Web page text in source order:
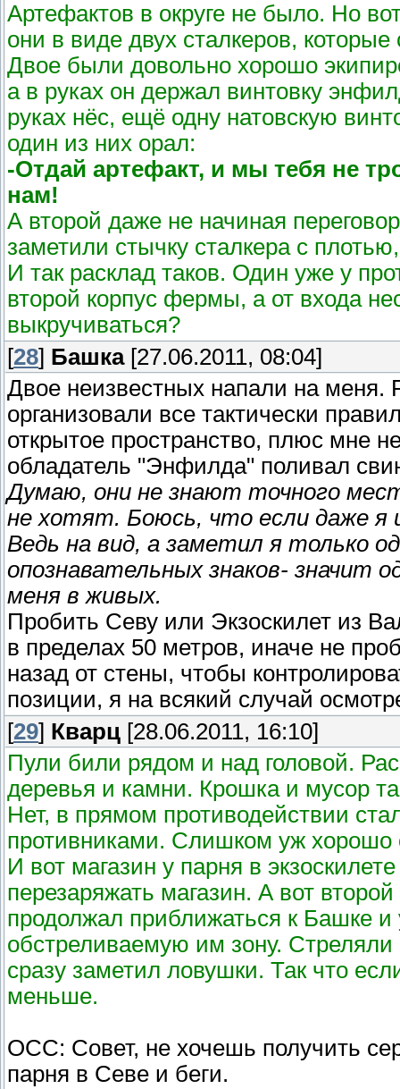
Артефактов в округе не было. Но
они в виде двух сталкеров,
Двое были довольно хорошо
а в руках он держал винтовку
руках нёс, ещё одну натовскую
один из них орал:
-Отдай артефакт, и мы тебя не
нам!
А второй даже не начиная
заметили стычку сталкера с
И так расклад таков. Один уже у
второй корпус фермы, а от входа
выкручиваться?
[28] Башка[27.06.2011, 08:04]
Двое неизвестных напали на
организовали все тактически
открытое пространство, плюс мне
обладатель "Энфилда" поливал
Думаю, они не знают точного
не хотят. Боюсь, что если даже я
Ведь на вид, а заметил я только
опознавательных знаков- значит
меня в живых.
Пробить Севу или Экзоскилет из
в пределах 50 метров, иначе не
назад от стены, чтобы
позиции, я на всякий случай
[29] Кварц [28.06.2011, 16:10]
Пули били рядом и над головой.
деревья и камни. Крошка и мусор
Нет, в прямом противодействии
противниками. Слишком уж
И вот магазин у парня в
перезаряжать магазин. А вот
продолжал приближаться к Башке
обстреливаемую им зону. Стреляли
сразу заметил ловушки. Так что
меньше.
ОСС: Совет, не хочешь получить
парня в Севе и беги.